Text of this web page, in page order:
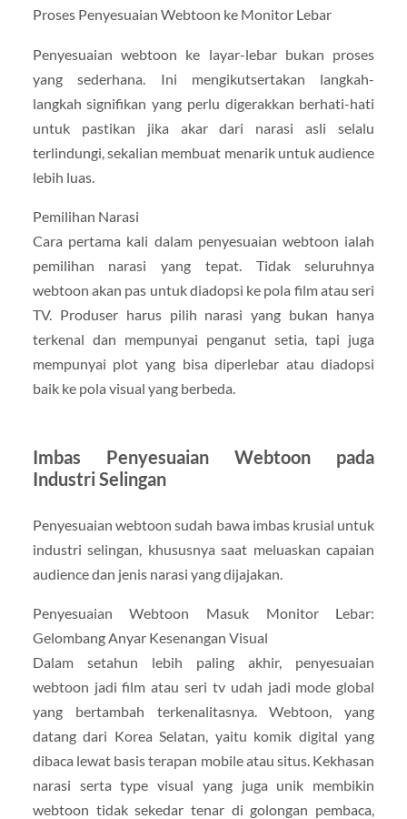
Proses Penyesuaian Webtoon ke Monitor Lebar
Penyesuaian webtoon ke layar-lebar bukan proses
yang sederhana. Ini mengikutsertakan langkah-
langkah signifikan yang perlu digerakkan berhati-hati
untuk pastikan jika akar dari narasi asli selalu
terlindungi, sekalian membuat menarik untuk audience
lebih luas.
Pemilihan Narasi
Cara pertama kali dalam penyesuaian webtoon ialah
pemilihan narasi yang tepat. Tidak seluruhnya
webtoon akan pas untuk diadopsi ke pola film atau seri
TV. Produser harus pilih narasi yang bukan hanya
terkenal dan mempunyai penganut setia, tapi juga
mempunyai plot yang bisa diperlebar atau diadopsi
baik ke pola visual yang berbeda.
Imbas Penyesuaian Webtoon pada
Industri Selingan
Penyesuaian webtoon sudah bawa imbas krusial untuk
industri selingan, khususnya saat meluaskan capaian
audience dan jenis narasi yang dijajakan.
Penyesuaian Webtoon Masuk Monitor Lebar:
Gelombang Anyar Kesenangan Visual
Dalam setahun lebih paling akhir, penyesuaian
webtoon jadi film atau seri tv udah jadi mode global
yang bertambah terkenalitasnya. Webtoon, yang
datang dari Korea Selatan, yaitu komik digital yang
dibaca lewat basis terapan mobile atau situs. Kekhasan
narasi serta type visual yang juga unik membikin
webtoon tidak sekedar tenar di golongan pembaca,